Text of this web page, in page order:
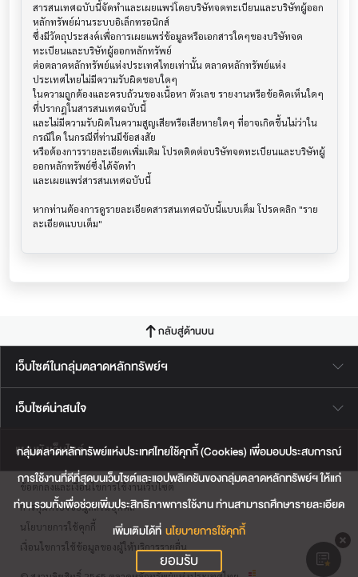
กลุ่มตลาดหลักทรัพย์แห่งประเทศไทยใช้คุกกี้ (Cookies) เพื่อมอบประสบการณ์
การใช้งานที่ดีที่สุดบนเว็บไซต์และแอปพลิเคชันของกลุ่มตลาดหลักทรัพย์ฯ ให้แก่
ท่าน รวมทั้งเพื่อช่วยเพิ่มประสิทธิภาพการใช้งาน ท่านสามารถศึกษารายละเอียด
เพิ่มเติมได้ที่ นโยบายการใช้คุกกี้
ยอมรับ
สารสนเทศฉบับนี้จัดทำและเผยแพร่โดยบริษัทจดทะเบียนและบริษัทผู้ออก
หลักทรัพย์ผ่านระบบอิเล็กทรอนิกส์
ซึ่งมีวัตถุประสงค์เพื่อการเผยแพร่ข้อมูลหรือเอกสารใดๆของบริษัทจด
ทะเบียนและบริษัทผู้ออกหลักทรัพย์
ต่อตลาดหลักทรัพย์แห่งประเทศไทยเท่านั้น ตลาดหลักทรัพย์แห่ง
ประเทศไทยไม่มีความรับผิดชอบใดๆ
ในความถูกต้องและครบถ้วนของเนื้อหา ตัวเลข รายงานหรือข้อคิดเห็นใดๆ
ที่ปรากฎในสารสนเทศฉบับนี้
และไม่มีความรับผิดในความสูญเสียหรือเสียหายใดๆ ที่อาจเกิดขึ้นไม่ว่าใน
กรณีใด ในกรณีที่ท่านมีข้อสงสัย
หรือต้องการรายละเอียดเพิ่มเติม โปรดติดต่อบริษัทจดทะเบียนและบริษัทผู้
ออกหลักทรัพย์ซึ่งได้จัดทำ
และเผยแพร่สารสนเทศฉบับนี้
หากท่านต้องการดูรายละเอียดสารสนเทศฉบับนี้แบบเต็ม โปรดคลิก "ราย
กลับสู่ด้านบน
เว็บไซต์ในกลุ่มตลาดหลักทรัพย์ฯ
เว็บไซต์น่าสนใจ
แผนผังเว็บไซต์
ข้อตกลงและเงื่อนไขการใช้งานเว็บไซต์
การคุ้มครองข้อมูลส่วนบุคคล
นโยบายการใช้คุกกี้
เงื่อนไขการใช้ข้อมูลของผู้ให้บริการรายอื่น